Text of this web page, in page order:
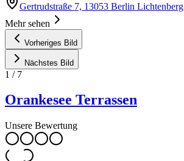
Gertrudstraße 7, 13053 Berlin Lichtenberg
Mehr sehen
Vorheriges Bild
Nächstes Bild
1 / 7
Orankesee Terrassen
Unsere Bewertung